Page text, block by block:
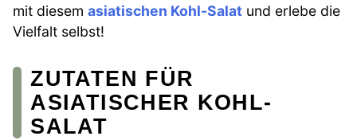
mit diesem asiatischen Kohl-Salat und erlebe die
Vielfalt selbst!
ZUTATEN FÜR
ASIATISCHER KOHL-
SALAT